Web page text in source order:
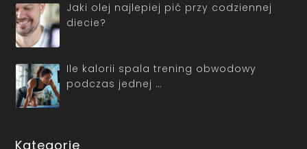
Jaki olej najlepiej pić przy codziennej
diecie?
Ile kalorii spala trening obwodowy
podczas jednej …
Kategorie